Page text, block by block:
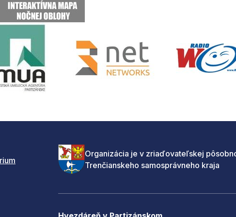
Organizácia je v zriaďovateľskej
Trenčianskeho samosprávneho kraja